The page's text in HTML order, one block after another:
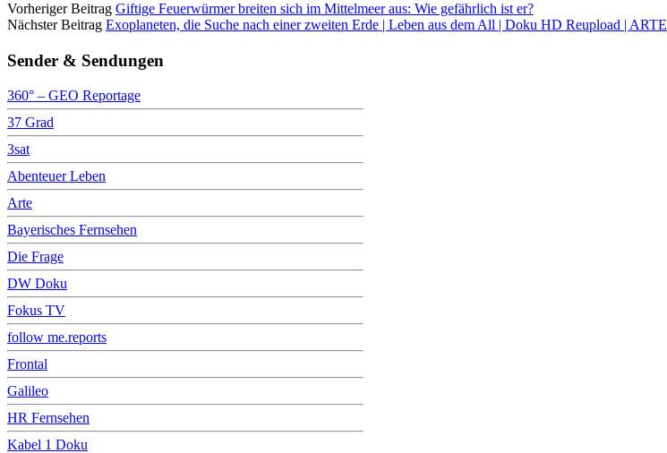
Vorheriger Beitrag Giftige Feuerwürmer breiten sich im Mittelmeer aus: Wie gefährlich ist er?
Nächster Beitrag Exoplaneten, die Suche nach einer zweiten Erde | Leben aus dem All | Doku HD Reupload | ARTE
Sender & Sendungen
360° – GEO Reportage
37 Grad
3sat
Abenteuer Leben
Arte
Bayerisches Fernsehen
Die Frage
DW Doku
Fokus TV
follow me.reports
Frontal
Galileo
HR Fernsehen
Kabel 1 Doku